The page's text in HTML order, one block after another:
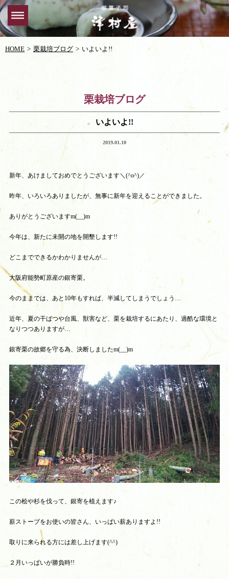
HOME 栗栽培ブログ いよいよ!!
栗栽培ブログ
いよいよ!!
2019.01.10
新年、あけましておめでとうございます＼(^o^)／
昨年、いろいろありましたが、無事に新年を迎えることができました。
ありがとうございますm(__)m
今年は、新たに未開の地を開墾します!!
どこまでできるかわかりませんが…
大阪府能勢町原産の銀寄栗。
今のままでは、あと10年もすれば、半減してしまうでしょう…
近年、夏の干ばつや台風、獣害など、栗を栽培するにあたり、過酷な環境と
なりつつありますが…
銀寄栗の故郷を守る為、決断しましたm(__)m
この桧や杉を伐って、銀寄を植えます♪
薪ストーブをお使いの皆さん、いっぱい薪ありますよ!!
取りに来られる方には差し上げます(^^)
２月いっぱいが勝負時!!